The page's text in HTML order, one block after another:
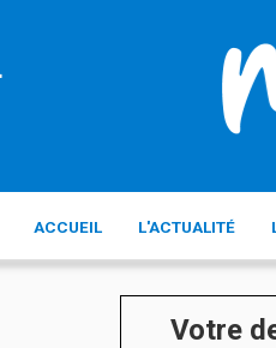
ACCUEIL L'ACTUALITÉ
Votre